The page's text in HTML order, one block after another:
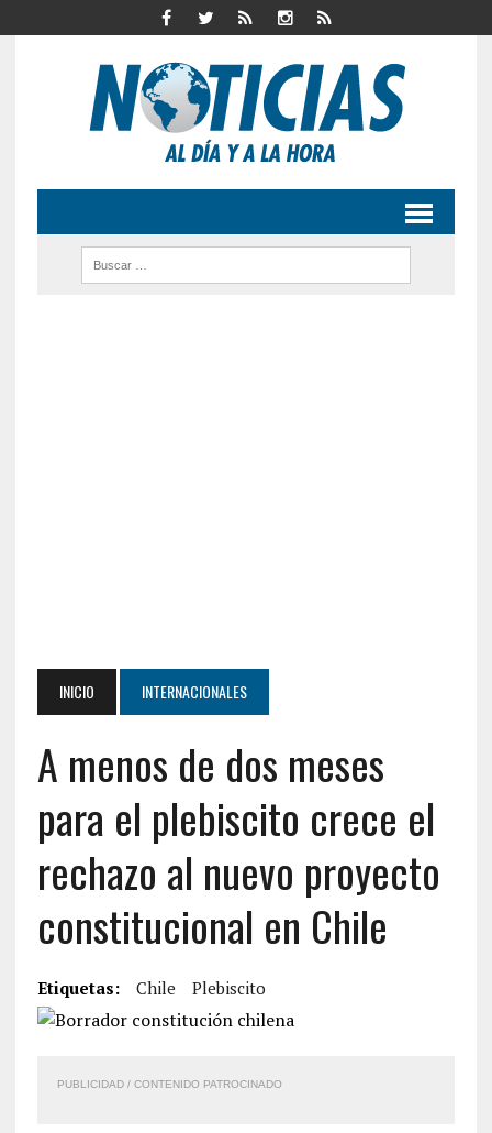
INICIO INTERNACIONALES
A menos de dos meses
para el plebiscito crece el
rechazo al nuevo proyecto
constitucional en Chile
Etiquetas: Chile Plebiscito
PUBLICIDAD / CONTENIDO PATROCINADO